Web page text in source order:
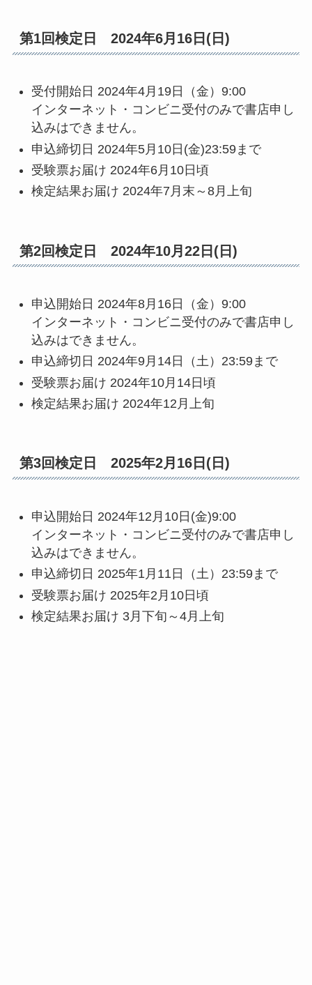
第1回検定日 2024年6月16日(日)
受付開始日 2024年4月19日（金）9:00
インターネット・コンビニ受付のみで書店申し
込みはできません。
申込締切日 2024年5月10日(金)23:59まで
受験票お届け 2024年6月10日頃
検定結果お届け 2024年7月末～8月上旬
第2回検定日 2024年10月22日(日)
申込開始日 2024年8月16日（金）9:00
インターネット・コンビニ受付のみで書店申し
込みはできません。
申込締切日 2024年9月14日（土）23:59まで
受験票お届け 2024年10月14日頃
検定結果お届け 2024年12月上旬
第3回検定日 2025年2月16日(日)
申込開始日 2024年12月10日(金)9:00
インターネット・コンビニ受付のみで書店申し
込みはできません。
申込締切日 2025年1月11日（土）23:59まで
受験票お届け 2025年2月10日頃
検定結果お届け 3月下旬～4月上旬